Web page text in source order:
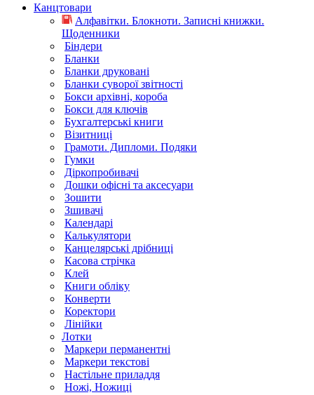
Канцтовари
Алфавітки. Блокноти. Записні книжки.
Щоденники
Біндери
Бланки
Бланки друковані
Бланки суворої звітності
Бокси архівні, короба
Бокси для ключів
Бухгалтерські книги
Візитниці
Грамоти. Дипломи. Подяки
Гумки
Діркопробивачі
Дошки офісні та аксесуари
Зошити
Зшивачі
Календарі
Калькулятори
Канцелярські дрібниці
Касова стрічка
Клей
Книги обліку
Конверти
Коректори
Лінійки
Лотки
Маркери перманентні
Маркери текстові
Настільне приладдя
Ножі, Ножиці